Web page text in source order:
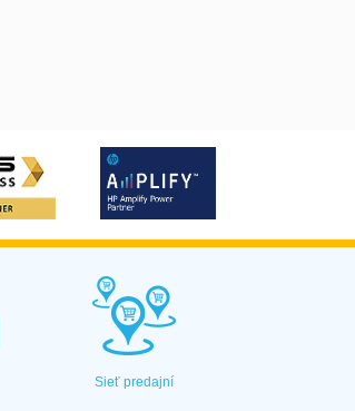
Sieť predajní